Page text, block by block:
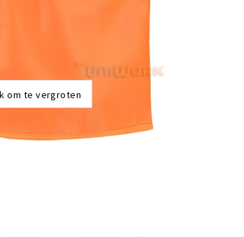
om te vergroten